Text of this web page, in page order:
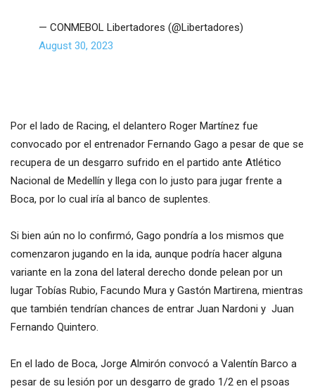
— CONMEBOL Libertadores (@Libertadores)
August 30, 2023
Por el lado de Racing, el delantero Roger Martínez fue
convocado por el entrenador Fernando Gago a pesar de que se
recupera de un desgarro sufrido en el partido ante Atlético
Nacional de Medellín y llega con lo justo para jugar frente a
Boca, por lo cual iría al banco de suplentes.
Si bien aún no lo confirmó, Gago pondría a los mismos que
comenzaron jugando en la ida, aunque podría hacer alguna
variante en la zona del lateral derecho donde pelean por un
lugar Tobías Rubio, Facundo Mura y Gastón Martirena, mientras
que también tendrían chances de entrar Juan Nardoni y Juan
Fernando Quintero.
En el lado de Boca, Jorge Almirón convocó a Valentín Barco a
pesar de su lesión por un desgarro de grado 1/2 en el psoas